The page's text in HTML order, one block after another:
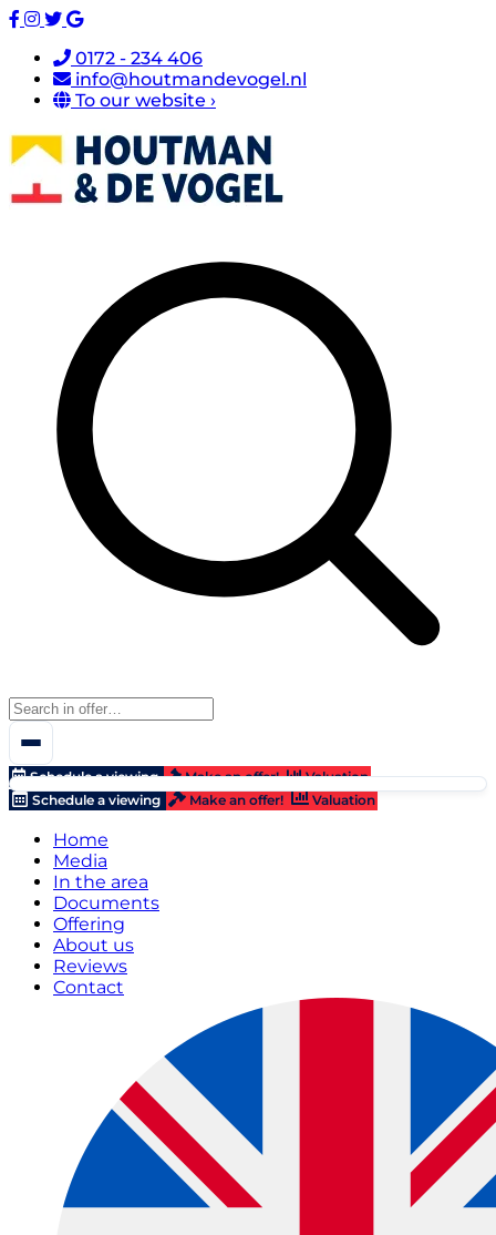
0172 - 234 406
info@houtmandevogel.nl
To our website ›
Schedule a viewing Make an offer!
Valuation
Schedule a viewing
Make an offer! Valuation
Home
Media
In the area
Documents
Offering
About us
Reviews
Contact